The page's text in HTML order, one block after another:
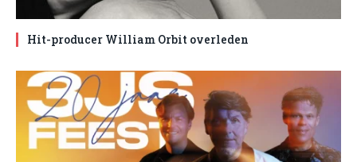
Hit-producer William Orbit overleden